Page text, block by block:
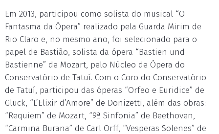
Em 2013, participou como solista do musical “O
Fantasma da Ópera” realizado pela Guarda Mirim de
Rio Claro e, no mesmo ano, foi selecionado para o
papel de Bastião, solista da ópera “Bastien und
Bastienne” de Mozart, pelo Núcleo de Ópera do
Conservatório de Tatuí. Com o Coro do Conservatório
de Tatuí, participou das óperas “Orfeo e Euridice” de
Gluck, “L’Elixir d’Amore” de Donizetti, além das obras:
“Requiem” de Mozart, “9ª Sinfonia” de Beethoven,
“Carmina Burana” de Carl Orff, “Vesperas Solenes” de